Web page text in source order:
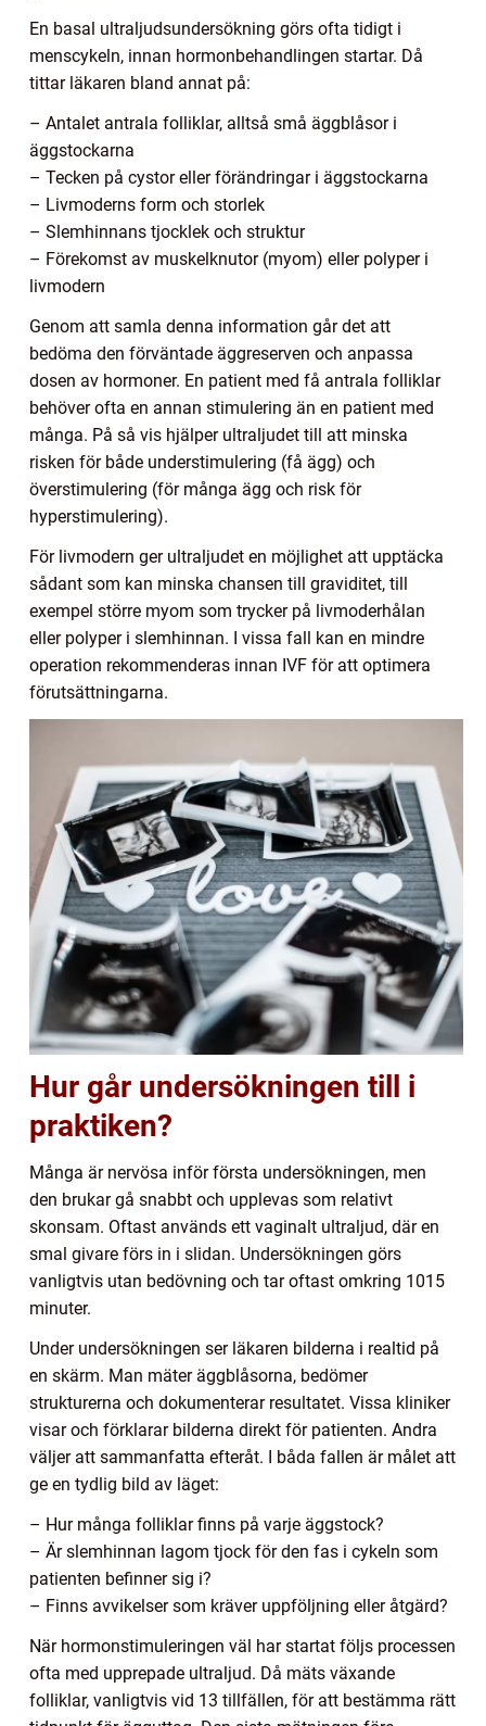
En basal ultraljudsundersökning görs ofta tidigt i
menscykeln, innan hormonbehandlingen startar. Då
tittar läkaren bland annat på:
– Antalet antrala folliklar, alltså små äggblåsor i
äggstockarna
– Tecken på cystor eller förändringar i äggstockarna
– Livmoderns form och storlek
– Slemhinnans tjocklek och struktur
– Förekomst av muskelknutor (myom) eller polyper i
livmodern
Genom att samla denna information går det att
bedöma den förväntade äggreserven och anpassa
dosen av hormoner. En patient med få antrala folliklar
behöver ofta en annan stimulering än en patient med
många. På så vis hjälper ultraljudet till att minska
risken för både understimulering (få ägg) och
överstimulering (för många ägg och risk för
hyperstimulering).
För livmodern ger ultraljudet en möjlighet att upptäcka
sådant som kan minska chansen till graviditet, till
exempel större myom som trycker på livmoderhålan
eller polyper i slemhinnan. I vissa fall kan en mindre
operation rekommenderas innan IVF för att optimera
förutsättningarna.
Hur går undersökningen till i
praktiken?
Många är nervösa inför första undersökningen, men
den brukar gå snabbt och upplevas som relativt
skonsam. Oftast används ett vaginalt ultraljud, där en
smal givare förs in i slidan. Undersökningen görs
vanligtvis utan bedövning och tar oftast omkring 1015
minuter.
Under undersökningen ser läkaren bilderna i realtid på
en skärm. Man mäter äggblåsorna, bedömer
strukturerna och dokumenterar resultatet. Vissa kliniker
visar och förklarar bilderna direkt för patienten. Andra
väljer att sammanfatta efteråt. I båda fallen är målet att
ge en tydlig bild av läget:
– Hur många folliklar finns på varje äggstock?
– Är slemhinnan lagom tjock för den fas i cykeln som
patienten befinner sig i?
– Finns avvikelser som kräver uppföljning eller åtgärd?
När hormonstimuleringen väl har startat följs processen
ofta med upprepade ultraljud. Då mäts växande
folliklar, vanligtvis vid 13 tillfällen, för att bestämma rätt